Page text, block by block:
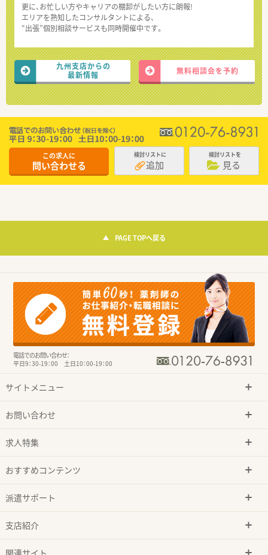
更に、お忙しい方やキャリアの棚卸がしたい方に朗報!
エリアを熟知したコンサルタントによる、
“出張”個別相談サービスも同時開催中です。
九州支店からの
最新情報
無料相談会を予約
この求人に
問い合わせる
検討リストに
追加
検討リストを
見る
PAGE TOPへ戻る
電話でのお問い合わせ：
平日9：30-19：00 土日10：00-19：00
サイトメニュー
お問い合わせ
求人特集
おすすめコンテンツ
派遣サポート
支店紹介
関連サイト